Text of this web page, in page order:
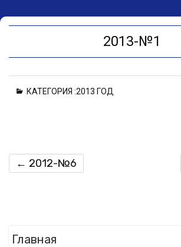
n
2013-№1
КАТЕГОРИЯ :2013 ГОД
← 2012-№6
Главная